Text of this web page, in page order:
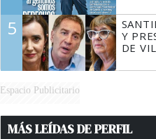
5
Y
DE
Espacio Publicitario
MÁS LEÍDAS DE PERFIL